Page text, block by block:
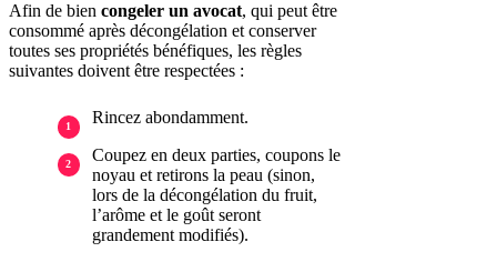
Afin de bien congeler un avocat, qui peut être
consommé après décongélation et conserver
toutes ses propriétés bénéfiques, les règles
suivantes doivent être respectées :
Rincez abondamment.
Coupez en deux parties, coupons le
noyau et retirons la peau (sinon,
lors de la décongélation du fruit,
l’arôme et le goût seront
grandement modifiés).